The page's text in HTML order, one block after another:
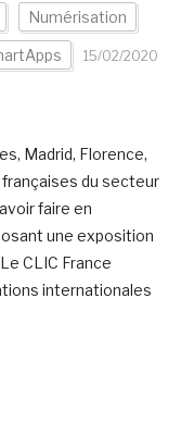
Numérisation
15/02/2020
Madrid, Florence,
du secteur
faire en
une exposition
CLIC France
internationales